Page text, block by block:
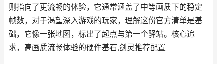
则指向了更流畅的体验，它通常涵盖了中等画质下的稳定
帧数，对于渴望深入游戏的玩家，理解这份官方清单是基
础，它像一张地图，标出了起点与第一个驿站。核心追
求，高画质流畅体验的硬件基石,剑灵推荐配置